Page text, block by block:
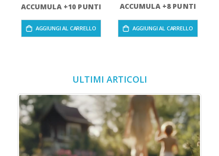
ACCUMULA +10 PUNTI
AGGIUNGI AL CARRELLO
ACCUMULA +8 PUNTI
AGGIUNGI AL CARRELLO
ULTIMI ARTICOLI